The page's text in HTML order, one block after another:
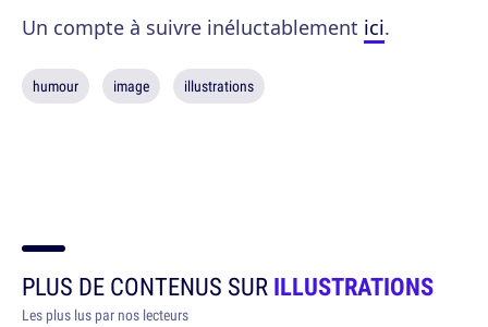
Un compte à suivre inéluctablement ici.
humour image illustrations
PLUS DE CONTENUS SURILLUSTRATIONS
Les plus lus par nos lecteurs